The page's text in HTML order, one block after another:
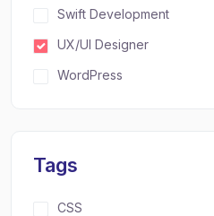
Swift Development
UX/UI Designer
WordPress
Tags
CSS